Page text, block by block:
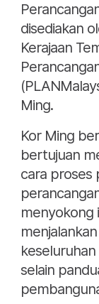
disediakan
Kerajaan
Ming.
Kor Ming
bertujuan
cara proses
menyokong
selain